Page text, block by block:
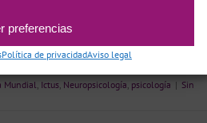
preferencias
Política de privacidadAviso legal
Mundial, Ictus, Neuropsicología, psicología | Sin